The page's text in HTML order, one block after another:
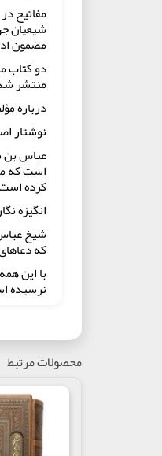
شیعیان
مضمون
دو کتاب
منتشر
درباره
نوشتار
کرده
انگیزه
شیخ
که
با این
نرسیده
معمولاً
باب اول:
شامل
روزهای
الاخلاق و
باب دوم:
محصولات مرتبط